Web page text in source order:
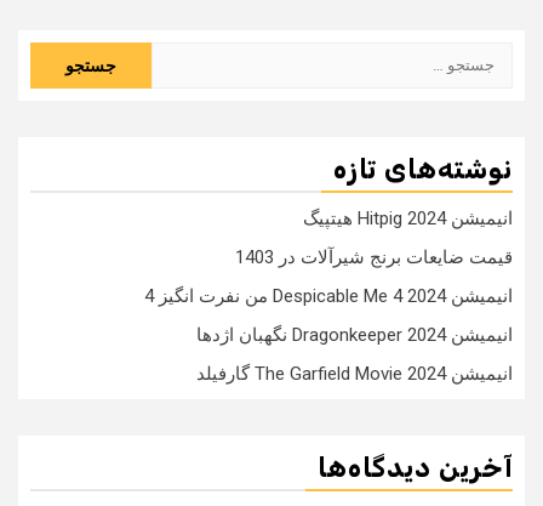
نوشته‌های تازه
انیمیشن Hitpig 2024 هیتپیگ
قیمت ضایعات برنج شیرآلات در 1403
انیمیشن Despicable Me 4 2024 من نفرت انگیز 4
انیمیشن Dragonkeeper 2024 نگهبان اژدها
انیمیشن The Garfield Movie 2024 گارفیلد
آخرین دیدگاه‌ها